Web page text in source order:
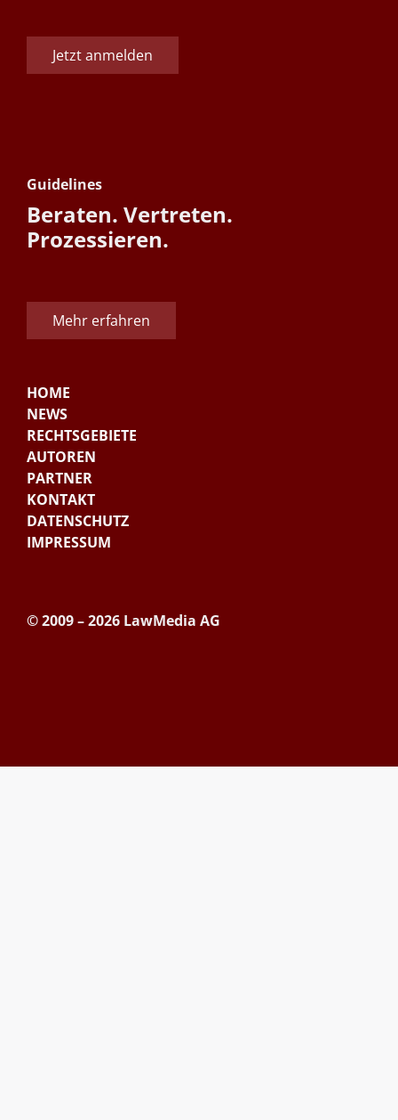
Jetzt anmelden
Guidelines
Beraten. Vertreten.
Prozessieren.
Mehr erfahren
HOME
NEWS
RECHTSGEBIETE
AUTOREN
PARTNER
KONTAKT
DATENSCHUTZ
IMPRESSUM
© 2009 – 2026 LawMedia AG